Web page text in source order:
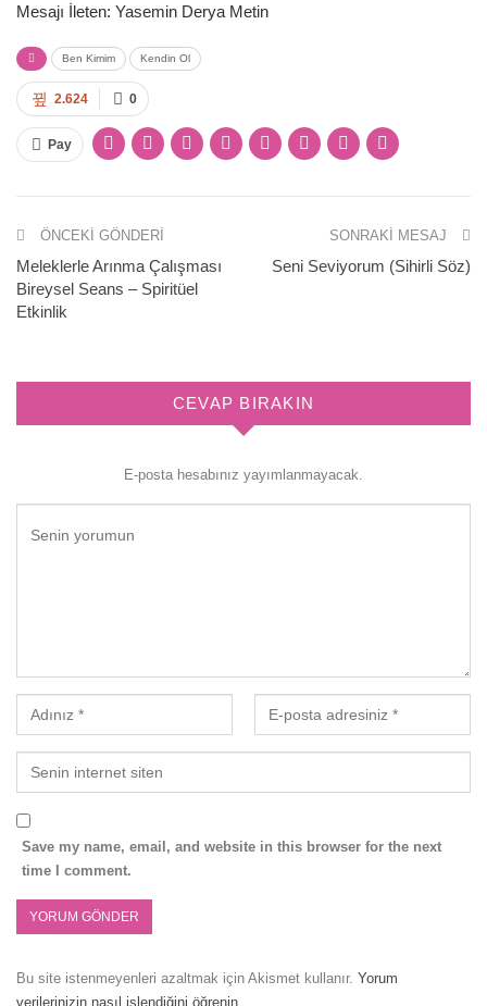
Mesajı İleten: Yasemin Derya Metin
Ben Kimim Kendin Ol
0
2.624
Pay
ÖNCEKI GÖNDERI
Meleklerle Arınma Çalışması
Bireysel Seans – Spiritüel
Etkinlik
SONRAKI MESAJ
Seni Seviyorum (Sihirli Söz)
CEVAP BIRAKIN
E-posta hesabınız yayımlanmayacak.
Save my name, email, and website in this browser for the next
time I comment.
Bu site istenmeyenleri azaltmak için Akismet kullanır. Yorum
verilerinizin nasıl işlendiğini öğrenin.